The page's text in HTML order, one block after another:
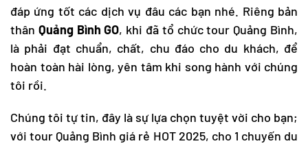
đáp ứng tốt các dịch vụ đâu các bạn nhé. Riêng bản
thân Quảng Bình GO, khi đã tổ chứctour Quảng Bình,
là phải đạt chuẩn, chất, chu đáo cho du khách, để
hoàn toàn hài lòng, yên tâm khi song hành với chúng
tôi rồi.
Chúng tôi tự tin, đây là sự lựa chọn tuyệt vời cho bạn;
vớitour Quảng Bình giá rẻ HOT 2025, cho 1 chuyến du